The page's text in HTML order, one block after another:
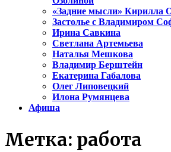
«Задние мысли» Кирилла
Застолье с Владимиром
Ирина Савкина
Светлана Артемьева
Наталья Мешкова
Владимир Берштейн
Екатерина Габалова
Олег Липовецкий
Илона Румянцева
Афиша
Метка: работа